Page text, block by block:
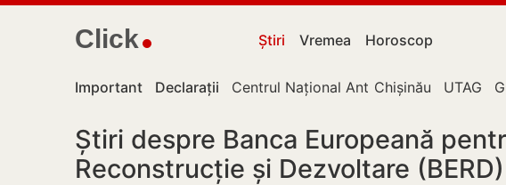
Click Știri Vremea Horoscop
Important Declarații Centrul Național Anticorupție
Chișinău UTAG
Știri despre Banca Europeană
Reconstrucție și Dezvoltare (BERD)